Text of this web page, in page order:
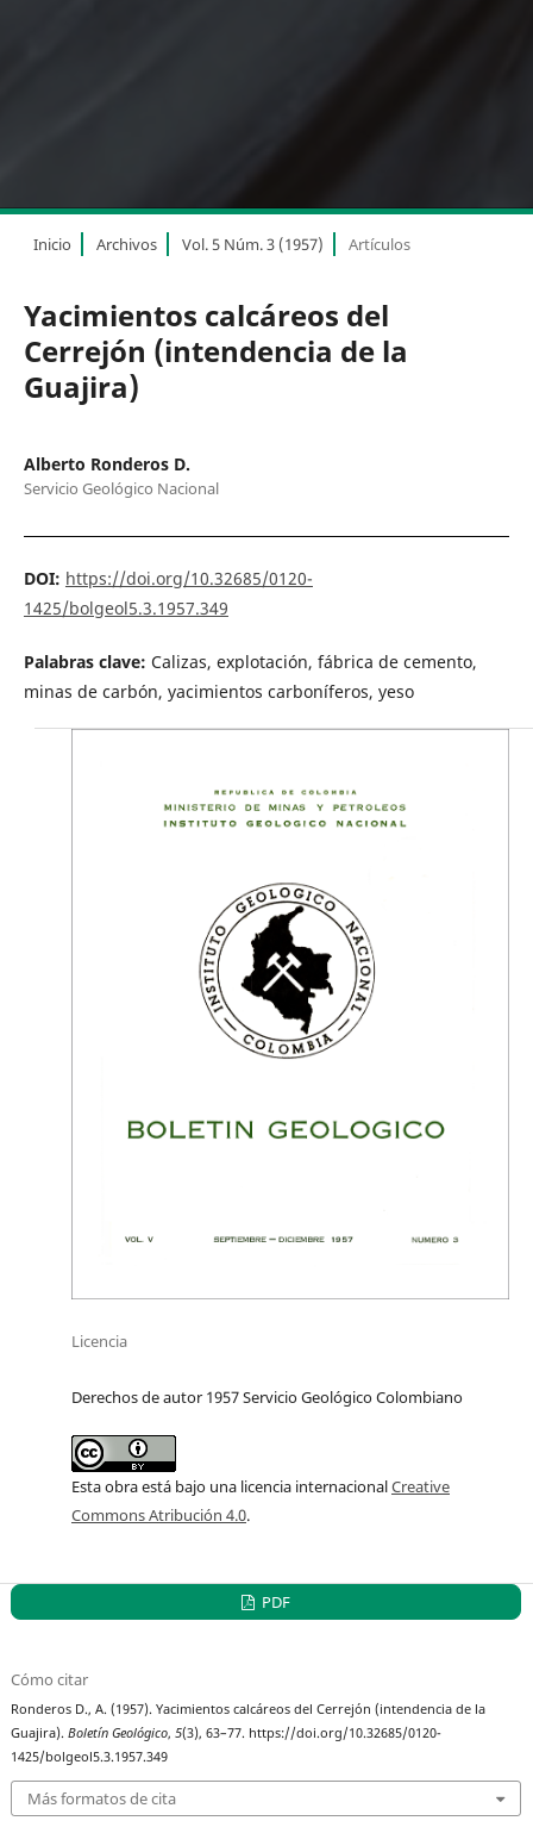
Inicio Archivos Vol. 5 Núm. 3 (1957) Artículos
Yacimientos calcáreos del
Cerrejón (intendencia de la
Guajira)
Alberto Ronderos D.
Servicio Geológico Nacional
DOI: https://doi.org/10.32685/0120-
1425/bolgeol5.3.1957.349
Palabras clave: Calizas, explotación, fábrica de cemento,
minas de carbón, yacimientos carboníferos, yeso
Licencia
Derechos de autor 1957 Servicio Geológico Colombiano
Esta obra está bajo una licencia internacionalCreative
Commons Atribución 4.0.
PDF
Cómo citar
Ronderos D., A. (1957). Yacimientos calcáreos del Cerrejón (intendencia de la
Guajira).Boletín Geológico,5(3), 63–77. https://doi.org/10.32685/0120-
1425/bolgeol5.3.1957.349
Más formatos de cita